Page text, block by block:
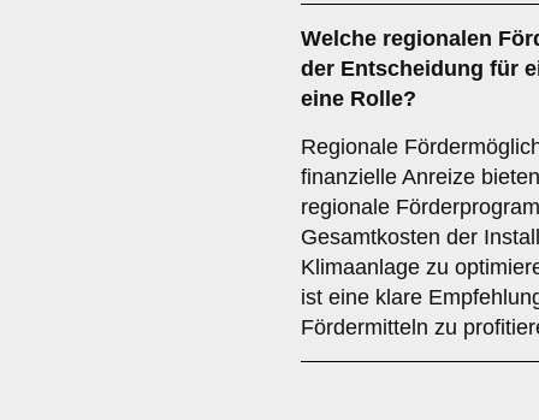
Welche regionalen
der Entscheidung für
eine Rolle?
Regionale
finanzielle Anreize
regionale
Gesamtkosten der
Klimaanlage zu
ist eine klare
Fördermitteln zu